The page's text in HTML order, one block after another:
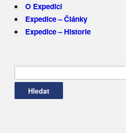
O Expedici
Expedice – Články
Expedice – Historie